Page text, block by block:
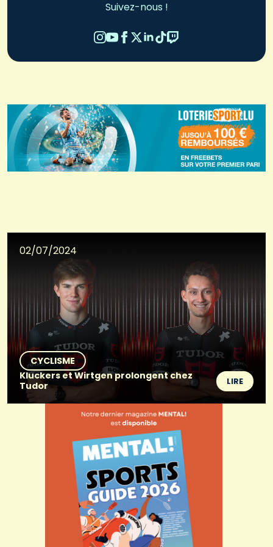
Suivez-nous !
02/07/2024
CYCLISME
Kluckers et Wirtgen prolongent chez
Tudor
LIRE